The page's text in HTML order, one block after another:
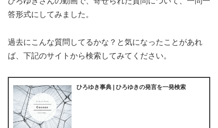
答形式にしてみました。
過去にこんな質問してるかな？と気になったことがあれ
ば、下記のサイトから検索してみてください。
ひろゆき事典 | ひろゆきの発言を一発検索